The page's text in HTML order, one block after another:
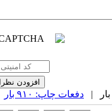
دفعات چاپ: ۹۱۰ بار